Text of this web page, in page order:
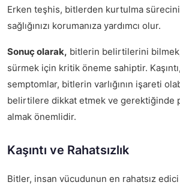
Erken teşhis, bitlerden kurtulma sürecini
sağlığınızı korumanıza yardımcı olur.
Sonuç olarak, bitlerin belirtilerini bilmek,
sürmek için kritik öneme sahiptir.
semptomlar, bitlerin varlığının işareti
belirtilere dikkat etmek ve gerektiğinde
almak önemlidir.
Kaşıntı ve Rahatsızlık
Bitler, insan vücudunun en rahatsız